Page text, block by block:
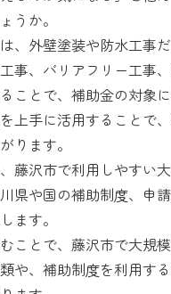
うか。
、外壁塗装や防水工事
事、バリアフリー工事
ことで、補助金の対象
上手に活用することで
ります。
藤沢市で利用しやすい
県や国の補助制度、申
ます。
ことで、藤沢市で大規
や、補助制度を利用す